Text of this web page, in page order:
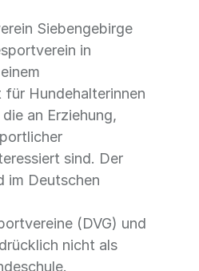
Siebengebirge
in
für Hundehalterinnen
an Erziehung,
sind. Der
im Deutschen
(DVG) und
nicht als